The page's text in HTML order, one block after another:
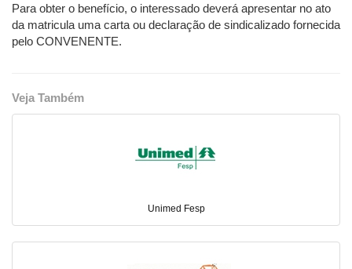
Para obter o benefício, o interessado deverá apresentar no ato
da matricula uma carta ou declaração de sindicalizado fornecida
pelo CONVENENTE.
Veja Também
Unimed Fesp